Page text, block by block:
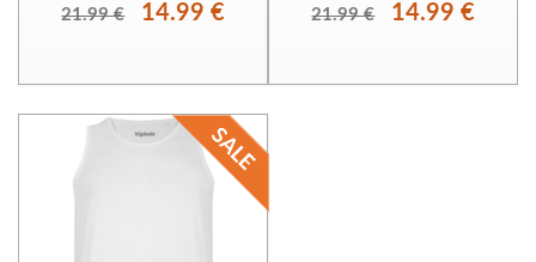
21.99 € 14.99 € 21.99 € 14.99 €